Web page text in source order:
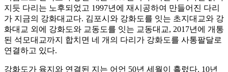
지듯 다리는 노후되었고 1997년에 재시공하여 만들어진 다리
가 지금의 강화대교다. 김포시와 강화도를 잇는 초지대교와 강
화대교 외에 강화도와 교동도를 잇는 교동대교, 2017년에 개통
된 석모대교까지 합치면 네 개의 다리가 강화도를 사통팔달로
연결하고 있다.
강화도가 육지와 연결된 지는 어언 50년 세월이 흘렀다. 10년